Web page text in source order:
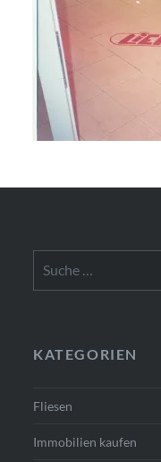
nach:
KATEGORIEN
Fliesen
Immobilien kaufen